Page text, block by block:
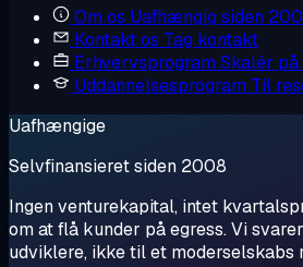
Om os Uafhængig siden
Kontakt os Tag kontakt
Erhvervsprogram Skalér
Uddannelsesprogram Til
Uafhængige
Selvfinansieret siden 2008
Ingen venturekapital, intet
om at flå kunder på egress. Vi
udviklere, ikke til et moderselskabs